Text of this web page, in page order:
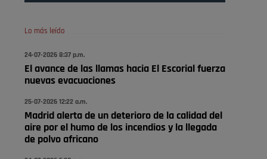
También pienso que si no fuéramos tan sucios no haría
Pozuelo de Alarcón
Quejas por el deterioro de
la limpieza …
Senado, en la Policía o en la politica
Pozuelo de Alarcón
🔴 EXCLUSIVA | El comisario
de la …
Lo más leído
24-07-2026 8:37 p.m.
El avance de las llamas hacia El Escorial fuerza
nuevas evacuaciones
25-07-2026 12:22 a.m.
Madrid alerta de un deterioro de la calidad del
aire por el humo de los incendios y la llegada
de polvo africano